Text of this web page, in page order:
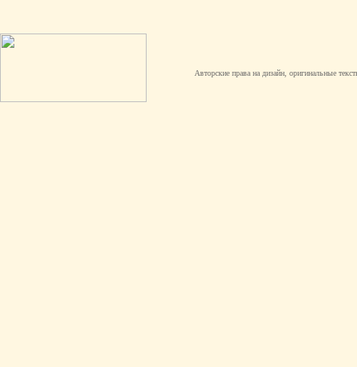
Авторские права на дизайн, оригинальные